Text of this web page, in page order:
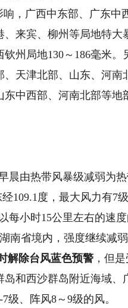
，广西中东部、广东中
来宾、柳州等局地特大
州局地130～186毫米
天津北部、山东、河南
中西部、河南北部等地
由热带风暴级减弱为热
109.1度，最大风力有7
每小时15公里左右的速
南省境内，强度继续减
解除台风蓝色预警 ，但
和西沙群岛附近海域、
、阵风8～9级的风。